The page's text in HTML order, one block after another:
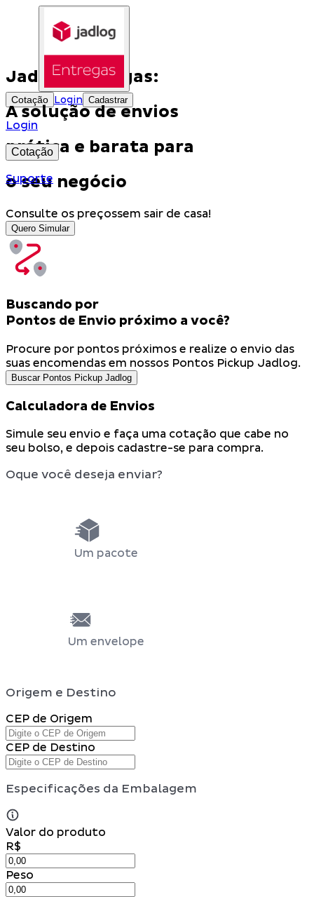
Cotação Login Cadastrar
Login
Cotação
Suporte
Jadlog Entregas:
A solução de envios
prática e barata para
o seu negócio
Consulte os preçossem sair de casa!
Quero Simular
Buscando por
Pontos de Envio próximo a você?
Procure por pontos próximos e realize o envio das
suas encomendas em nossos Pontos Pickup Jadlog.
Buscar Pontos Pickup Jadlog
Calculadora de Envios
Simule seu envio e faça uma cotação que cabe no
seu bolso, e depois cadastre-se para compra.
Oque você deseja enviar?
Um pacote
Um envelope
Origem e Destino
CEP de Origem
CEP de Destino
Especificações da Embalagem
Valor do produto
R$
Peso